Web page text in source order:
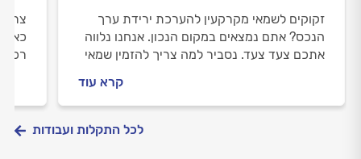
זקוקים לשמאי מקרקעין להערכת ירידת ערך
הנכס? אתם נמצאים במקום הנכון. אנחנו נלווה
אתכם צעד צעד. נסביר למה צריך להזמין שמאי
קרא עוד
כאן
לכל התקלות ועבודות